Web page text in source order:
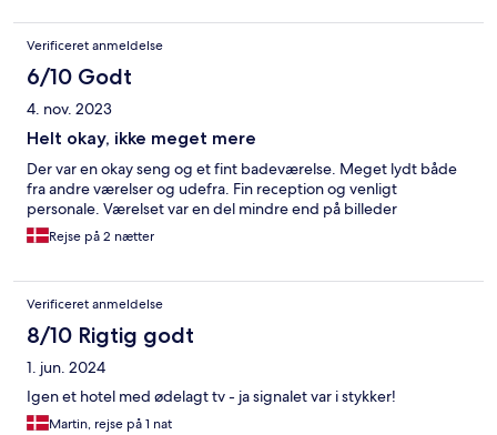
Verificeret anmeldelse
6/10 Godt
4. nov. 2023
Helt okay, ikke meget mere
Der var en okay seng og et fint badeværelse. Meget lydt både
fra andre værelser og udefra. Fin reception og venligt
personale. Værelset var en del mindre end på billeder
Rejse på 2 nætter
Verificeret anmeldelse
8/10 Rigtig godt
1. jun. 2024
Igen et hotel med ødelagt tv - ja signalet var i stykker!
Martin, rejse på 1 nat